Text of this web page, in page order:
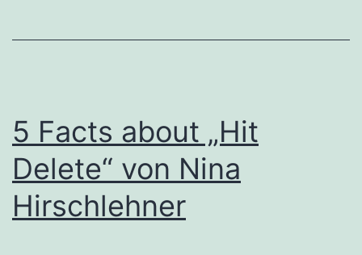
5 Facts about „Hit
Delete“ von Nina
Hirschlehner